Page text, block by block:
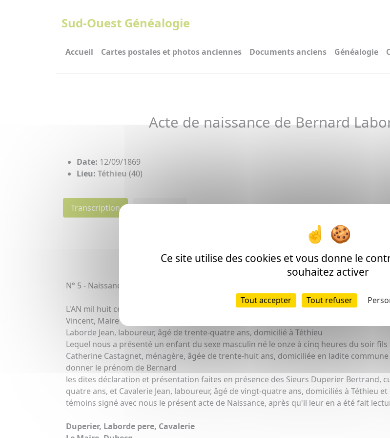
Sud-Ouest Généalogie
Accueil Cartes postales et photos anciennes Documents anciens Généalogie
Acte de naissance de Bernard
Date: 12/09/1869
Lieu: Téthieu (40)
Transcription
N° 5 - Naissance de Laborde Bernard à Leborde
L'AN mil huit cent soixante-neuf, et le douze du mois de Mars à sept heures du matin
Vincent, Maire Officier de l'état civil de la commune de Téthieu canton de Dax départ
Laborde Jean, laboureur, âgé de trente-quatre ans, domicilié à Téthieu
Lequel nous a présenté un enfant du sexe masculin né le onze à cinq heures du soir
Catherine Castagnet, ménagère, âgée de trente-huit ans, domiciliée en ladite
donner le prénom de Bernard
les dites déclaration et présentation faites en présence des Sieurs Duperier Bertrand,
quatre ans, et Cavalerie Jean, laboureur, âgé de vingt-quatre ans, domiciliés à Téthieu
témoins signé avec nous le présent acte de Naissance, après qu'il leur en a été fait
Duperier, Laborde pere, Cavalerie
Ce site utilise des cookies et vous donne le
souhaitez activer
Tout accepter Tout refuser